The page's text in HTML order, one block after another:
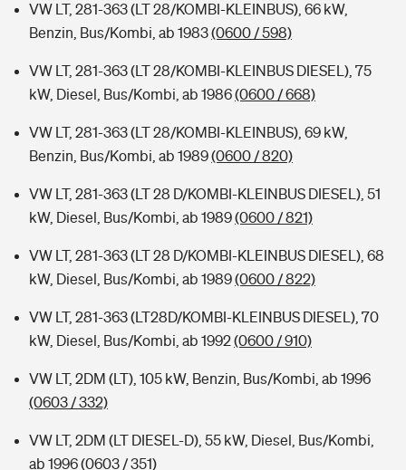
Sie haben Fragen?
VW LT, 281-363 (LT 28/KOMBI-KLEINBUS), 66 kW,
Benzin, Bus/Kombi, ab 1983(0600 / 598)
VW LT, 281-363 (LT 28/KOMBI-KLEINBUS DIESEL), 75
kW, Diesel, Bus/Kombi, ab 1986(0600 / 668)
VW LT, 281-363 (LT 28/KOMBI-KLEINBUS), 69 kW,
Benzin, Bus/Kombi, ab 1989(0600 / 820)
VW LT, 281-363 (LT 28 D/KOMBI-KLEINBUS DIESEL), 51
kW, Diesel, Bus/Kombi, ab 1989(0600 / 821)
VW LT, 281-363 (LT 28 D/KOMBI-KLEINBUS DIESEL), 68
kW, Diesel, Bus/Kombi, ab 1989(0600 / 822)
VW LT, 281-363 (LT28D/KOMBI-KLEINBUS DIESEL), 70
kW, Diesel, Bus/Kombi, ab 1992(0600 / 910)
VW LT, 2DM (LT), 105 kW, Benzin, Bus/Kombi, ab 1996
(0603 / 332)
VW LT, 2DM (LT DIESEL-D), 55 kW, Diesel, Bus/Kombi,
ab 1996(0603 / 351)